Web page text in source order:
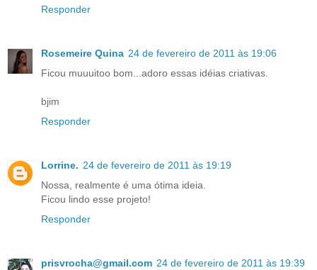
Responder
Rosemeire Quina 24 de fevereiro de 2011 às 19:06
Ficou muuuitoo bom...adoro essas idéias criativas.
bjim
Responder
Lorrine. 24 de fevereiro de 2011 às 19:19
Nossa, realmente é uma ótima ideia.
Ficou lindo esse projeto!
Responder
prisvrocha@gmail.com 24 de fevereiro de 2011 às 19:39